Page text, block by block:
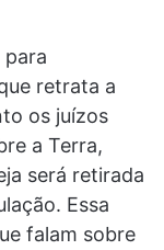
retrata a
os juízos
a Terra,
será retirada
Essa
falam sobre